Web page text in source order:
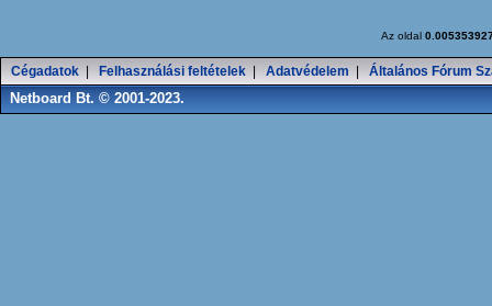
Az oldal
Cégadatok Felhasználási feltételek Adatvédelem Általános Fórum
Netboard Bt. © 2001-2023.